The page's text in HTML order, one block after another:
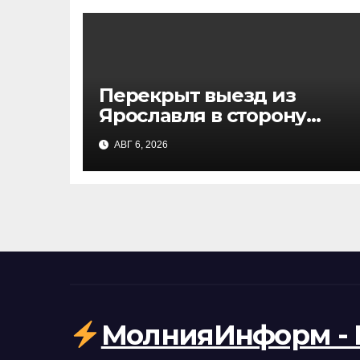
Перекрыт выезд из
Ярославля в сторону
Москвы: атака БПЛА,
движение остановлено
АВГ 6, 2026
МолнияИнформ -